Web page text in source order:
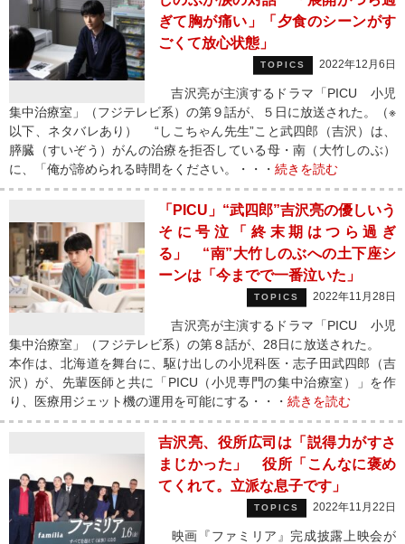
ぎて胸が痛い」「夕食のシーンがす
ごくて放心状態」
TOPICS 2022年12月6日
吉沢亮が主演するドラマ「PICU 小児
集中治療室」（フジテレビ系）の第９話が、５日に放送された。（※
以下、ネタバレあり） “しこちゃん先生”こと武四郎（吉沢）は、
膵臓（すいぞう）がんの治療を拒否している母・南（大竹しのぶ）
に、「俺が諦められる時間をください。・・・ 続きを読む
「PICU」“武四郎”吉沢亮の優しいう
そに号泣「終末期はつら過ぎ
る」 “南”大竹しのぶへの土下座シ
ーンは「今までで一番泣いた」
TOPICS 2022年11月28日
吉沢亮が主演するドラマ「PICU 小児
集中治療室」（フジテレビ系）の第８話が、28日に放送された。
本作は、北海道を舞台に、駆け出しの小児科医・志子田武四郎（吉
沢）が、先輩医師と共に「PICU（小児専門の集中治療室）」を作
り、医療用ジェット機の運用を可能にする・・・ 続きを読む
吉沢亮、役所広司は「説得力がすさ
まじかった」 役所「こんなに褒め
てくれて。立派な息子です」
TOPICS 2022年11月22日
映画『ファミリア』完成披露上映会が